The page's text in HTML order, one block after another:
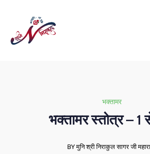
भक्तामर
भक्तामर स्तोत्र –
BY मुनि श्री निराकुल सागर जी